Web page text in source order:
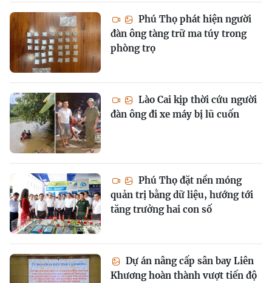
Phú Thọ phát hiện người
đàn ông tàng trữ ma túy trong
phòng trọ
Lào Cai kịp thời cứu người
đàn ông đi xe máy bị lũ cuốn
Phú Thọ đặt nền móng
quản trị bằng dữ liệu, hướng tới
tăng trưởng hai con số
Dự án nâng cấp sân bay Liên
Khương hoàn thành vượt tiến độ